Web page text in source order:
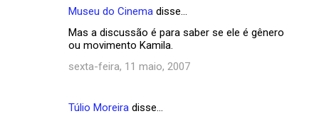
Museu do Cinema disse…
Mas a discussão é para saber se ele é gênero
ou movimento Kamila.
sexta-feira, 11 maio, 2007
Túlio Moreira disse…